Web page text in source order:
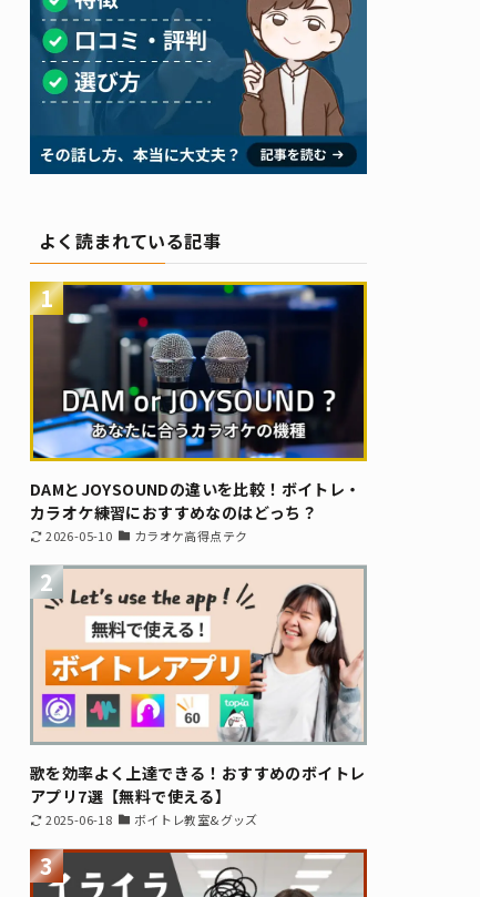
よく読まれている記事
1
DAMとJOYSOUNDの違いを比較！ボイトレ・
カラオケ練習におすすめなのはどっち？
2026-05-10 カラオケ高得点テク
2
歌を効率よく上達できる！おすすめのボイトレ
アプリ7選【無料で使える】
2025-06-18 ボイトレ教室&グッズ
3